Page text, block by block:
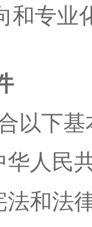
和专业
下基
人民
和法